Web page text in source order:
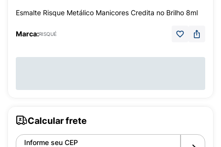
Esmalte Risque Metálico Manicores Credita no Brilho 8ml
Marca:RISQUÉ
Calcular frete
Informe seu CEP